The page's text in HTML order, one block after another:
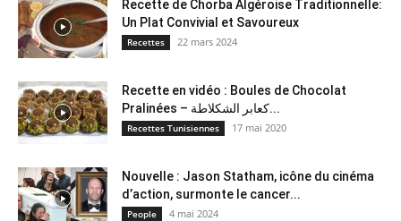
Recette de Chorba Algéroise Traditionnelle:
Un Plat Convivial et Savoureux
Recettes 22 mars 2024
Recette en vidéo : Boules de Chocolat
Pralinées – كعابر الشكلاطة...
Recettes Tunisiennes 17 mai 2020
Nouvelle : Jason Statham, icône du cinéma
d’action, surmonte le cancer...
People 4 mai 2024